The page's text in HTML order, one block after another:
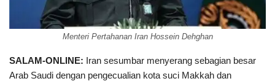
Menteri Pertahanan Iran Hossein Dehghan
SALAM-ONLINE: Iran sesumbar menyerang sebagian besar
Arab Saudi dengan pengecualian kota suci Makkah dan